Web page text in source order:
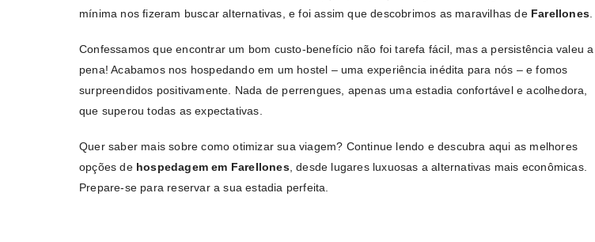
mínima nos fizeram buscar alternativas, e foi assim que descobrimos as maravilhas de Farellones
Confessamos que encontrar um bom custo-benefício não foi tarefa fácil, mas a persistência valeu a
pena! Acabamos nos hospedando em um hostel – uma experiência inédita para nós – e fomos
surpreendidos positivamente. Nada de perrengues, apenas uma estadia confortável e acolhedora,
que superou todas as expectativas.
Quer saber mais sobre como otimizar sua viagem? Continue lendo e descubra aqui as melhores
opções de hospedagem em Farellones, desde lugares luxuosas a alternativas mais econômicas.
Prepare-se para reservar a sua estadia perfeita.